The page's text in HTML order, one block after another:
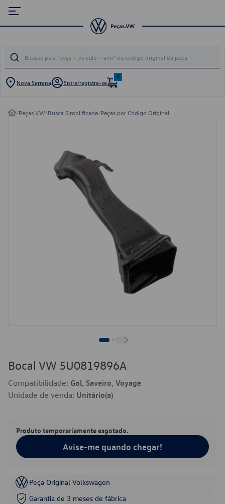
Nova Serrana Entre/registre-se
0
/Peças VW/Busca Simplificada/Peças por Código Original
Bocal VW 5U0819896A
Compatibilidade: Gol, Saveiro, Voyage
Unidade de venda: Unitário(a)
Produto temporariamente esgotado.
Avise-me quando chegar!
Peça Original Volkswagen
Garantia de 3 meses de fábrica